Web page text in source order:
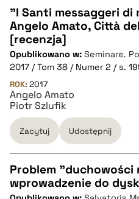
pobierz cytat
CZYSTY TEKST
pobierz cytat
BIBTEX
pobierz cytat
"I Santi messaggeri di
Angelo Amato, Città
[recenzja]
Opublikowano w: Seminare.
2017 / Tom 38 / Numer 2 / s.
ROK: 2017
Angelo Amato
Piotr Szlufik
Zacytuj Udostępnij
CZYSTY TEKST
Problem "duchowości
wprowadzenie do